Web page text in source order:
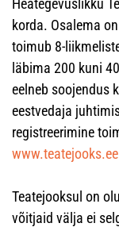
korda. Osalema
toimub 8-
läbima 200 kuni
eelneb soojendus
eestvedaja
registreerimine
www.teatejooks.ee
Teatejooksul on
võitjaid välja ei